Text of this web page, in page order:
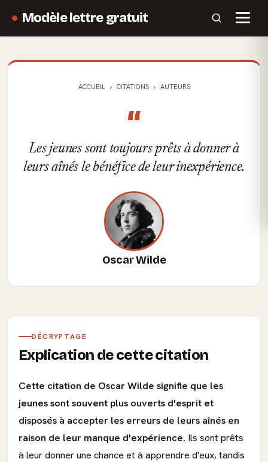
Modèle lettre gratuit
ACCUEIL CITATIONS AUTEURS
“
Les jeunes sont toujours prêts à donner à
leurs aînés le bénéfice de leur inexpérience.
Oscar Wilde
DÉCRYPTAGE
Explication de cette citation
Cette citation de Oscar Wilde signifie que les
jeunes sont souvent plus ouverts d'esprit et
disposés à accepter les erreurs de leurs aînés en
raison de leur manque d'expérience. Ils sont prêts
à leur donner une chance et à apprendre d'eux, tandis